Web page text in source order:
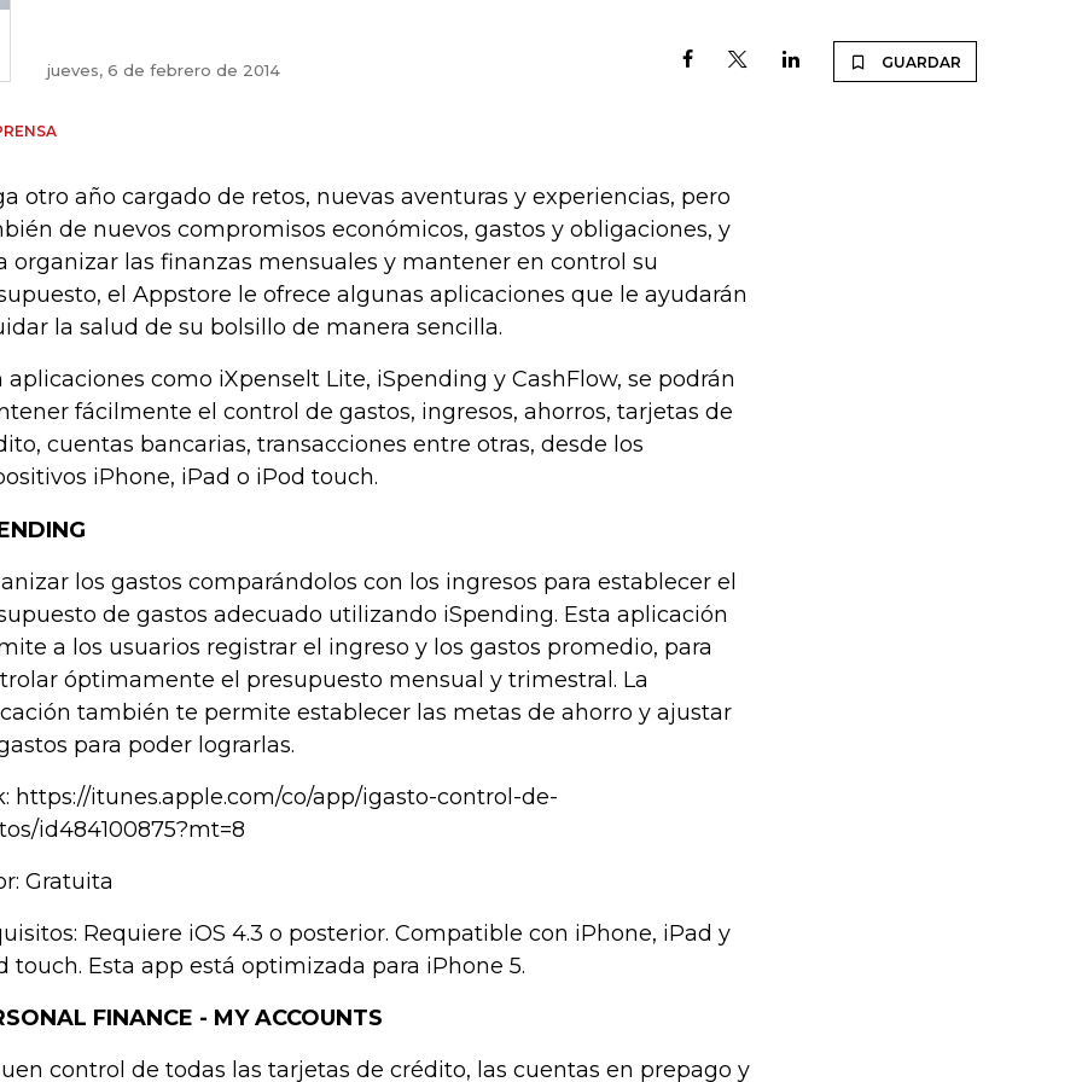
jueves, 6 de febrero de 2014 GUARDAR
otro año cargado de retos, nuevas aventuras y experiencias, pero
de nuevos compromisos económicos, gastos y obligaciones, y
organizar las finanzas mensuales y mantener en control su
el Appstore le ofrece algunas aplicaciones que le ayudarán
la salud de su bolsillo de manera sencilla.
aplicaciones como iXpenselt Lite, iSpending y CashFlow, se podrán
fácilmente el control de gastos, ingresos, ahorros, tarjetas de
cuentas bancarias, transacciones entre otras, desde los
iPhone, iPad o iPod touch.
los gastos comparándolos con los ingresos para establecer el
de gastos adecuado utilizando iSpending. Esta aplicación
a los usuarios registrar el ingreso y los gastos promedio, para
óptimamente el presupuesto mensual y trimestral. La
también te permite establecer las metas de ahorro y ajustar
para poder lograrlas.
https://itunes.apple.com/co/app/igasto-control-de-
id484100875?mt=8
Gratuita
Requiere iOS 4.3 o posterior. Compatible con iPhone, iPad y
touch. Esta app está optimizada para iPhone 5.
FINANCE - MY ACCOUNTS
control de todas las tarjetas de crédito, las cuentas en prepago y